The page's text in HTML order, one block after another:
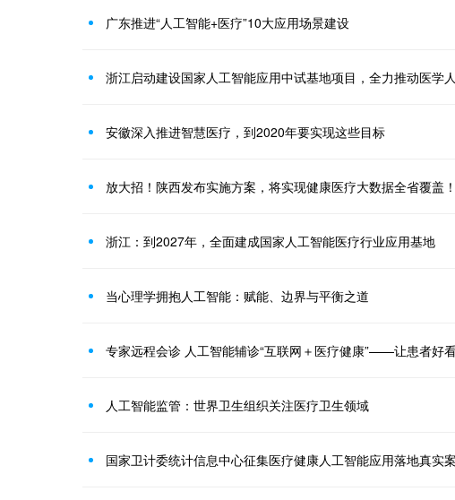
广东推进“人工智能+医疗”10大应用场景建设
浙江启动建设国家人工智能应用中试基地项目，全力推动医学
安徽深入推进智慧医疗，到2020年要实现这些目标
放大招！陕西发布实施方案，将实现健康医疗大数据全省覆盖！
浙江：到2027年，全面建成国家人工智能医疗行业应用基地
当心理学拥抱人工智能：赋能、边界与平衡之道
专家远程会诊 人工智能辅诊“互联网＋医疗健康”——让患者好
人工智能监管：世界卫生组织关注医疗卫生领域
国家卫计委统计信息中心征集医疗健康人工智能应用落地真实